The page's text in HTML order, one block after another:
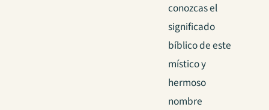
conozcas el
significado
bíblico de este
místico y
hermoso
nombre